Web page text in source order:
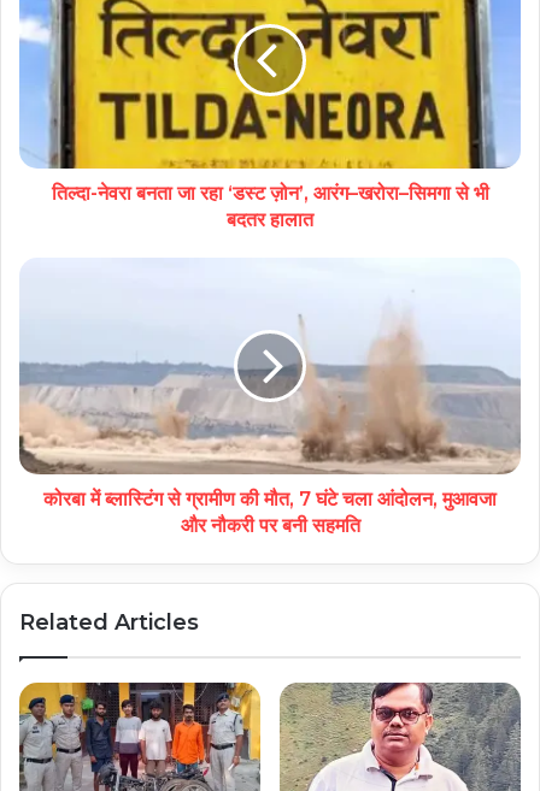
तिल्दा-नेवरा बनता जा रहा ‘डस्ट ज़ोन’, आरंग–खरोरा–सिमगा से भी
बदतर हालात
कोरबा में ब्लास्टिंग से ग्रामीण की मौत, 7 घंटे चला आंदोलन, मुआवजा
और नौकरी पर बनी सहमति
Related Articles